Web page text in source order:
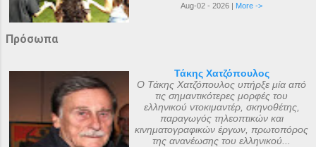
Aug-02 - 2026 | More ->
Πρόσωπα
Τάκης Χατζόπουλος
Ο Τάκης Χατζόπουλος υπήρξε μία από
τις σημαντικότερες μορφές του
ελληνικού ντοκιμαντέρ, σκηνοθέτης,
παραγωγός τηλεοπτικών και
κινηματογραφικών έργων, πρωτοπόρος
της ανανέωσης του ελληνικού...